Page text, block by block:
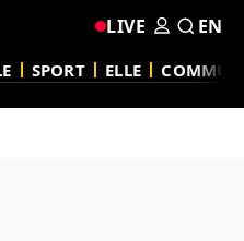
SPORT ELLE
LIVE EN